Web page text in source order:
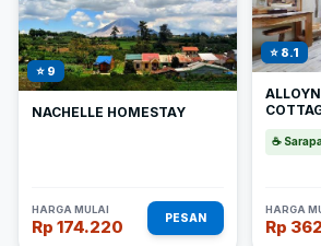
⭐ 9
NACHELLE HOMESTAY
HARGA MULAI
Rp 174.220 PESAN
⭐ 8.1
☕
HARGA
Rp